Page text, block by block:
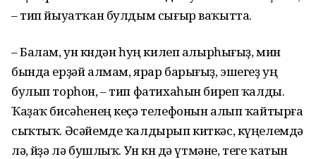
– тип йыуатҡан булдым сығыр ваҡытта.
– Балам, ун көндән һуң килеп алырһығыҙ, мин
бында ерҙәй алмам, ярар барығыҙ, эшегеҙ уң
булып торһон, – тип фатихаһын биреп ҡалды.
Ҡаҙаҡ бисәһенең кеҫә телефонын алып ҡайтырға
сыҡтыҡ. Әсәйемде ҡалдырып киткәс, күңелемдә
лә, өйҙә лә бушлыҡ. Ун көн дә үтмәне, теге ҡатын